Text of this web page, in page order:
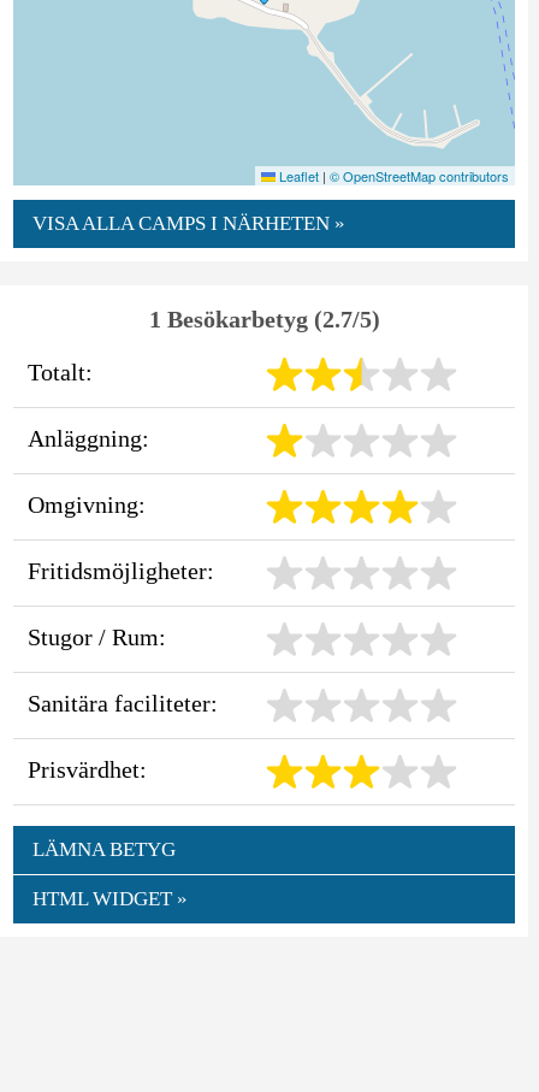
Leaflet | © OpenStreetMap contributors
VISA ALLA CAMPS I NÄRHETEN »
1 Besökarbetyg (2.7/5)
Totalt:
Anläggning:
Omgivning:
Fritidsmöjligheter:
Stugor / Rum:
Sanitära faciliteter:
Prisvärdhet:
LÄMNA BETYG
HTML WIDGET »